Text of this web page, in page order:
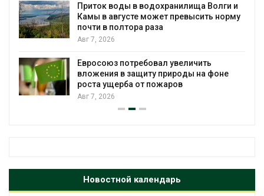
Приток воды в водохранилища Волги и
Камы в августе может превысить норму
почти в полтора раза
Авг 7, 2026
Евросоюз потребовал увеличить
вложения в защиту природы на фоне
роста ущерба от пожаров
Авг 7, 2026
Новостной календарь